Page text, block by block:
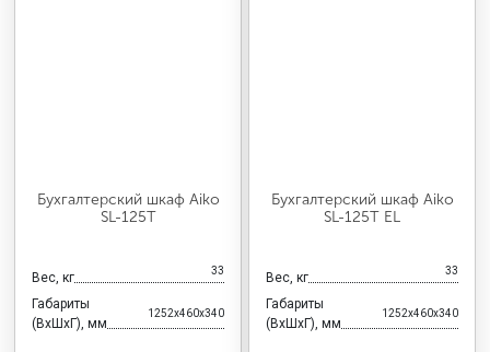
Бухгалтерский шкаф Aiko
SL-125Т
Вес, кг 33
Габариты
(ВхШхГ), мм
1252x460x340
Бухгалтерский шкаф Aiko
SL-125Т EL
Вес, кг 33
Габариты
(ВхШхГ), мм
1252x460x340